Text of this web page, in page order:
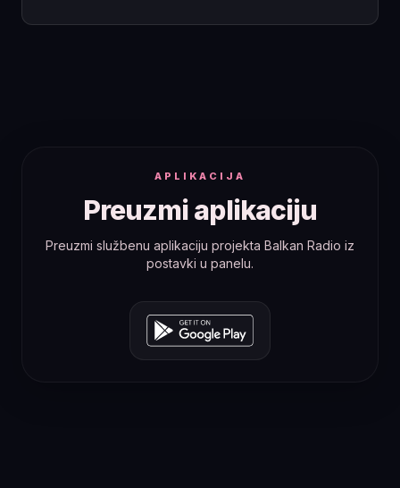
APLIKACIJA
Preuzmi aplikaciju
Preuzmi službenu aplikaciju projekta Balkan Radio iz
postavki u panelu.